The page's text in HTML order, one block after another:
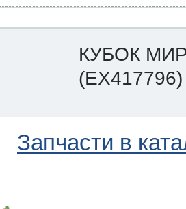
КУБОК
(EX417796)
Запчасти в